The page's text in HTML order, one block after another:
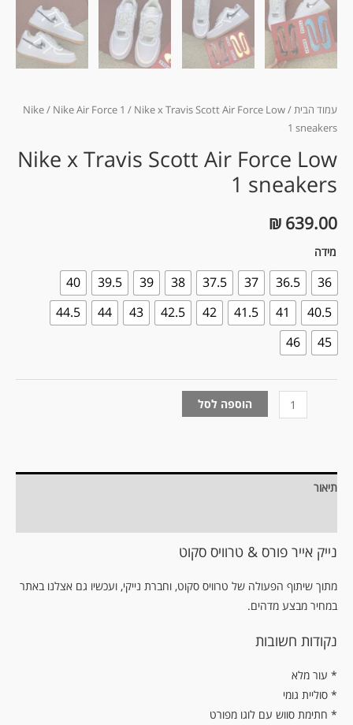
עמוד הבית/
Nike/ Nike Air Force 1 / Nike x Travis Scott Air Force Low
1 sneakers
Nike x Travis Scott Air Force Low
1 sneakers
₪ 639.00
מידה
36
36.5
37
37.5
38
39
39.5
40
40.5
41
41.5
42
42.5
43
44
44.5
45
46
הוספה לסל
תיאור
נייק אייר פורס & טרוויס סקוט
מתוך שיתוף הפעולה של טרוויס סקוט, וחברת נייקי, ועכשיו גם אצלנו באתר
במחיר מבצע מדהים.
נקודות חשובות
עור מלא *
* סוליית גומי
* חתימת סווש עם לוגו מפורט